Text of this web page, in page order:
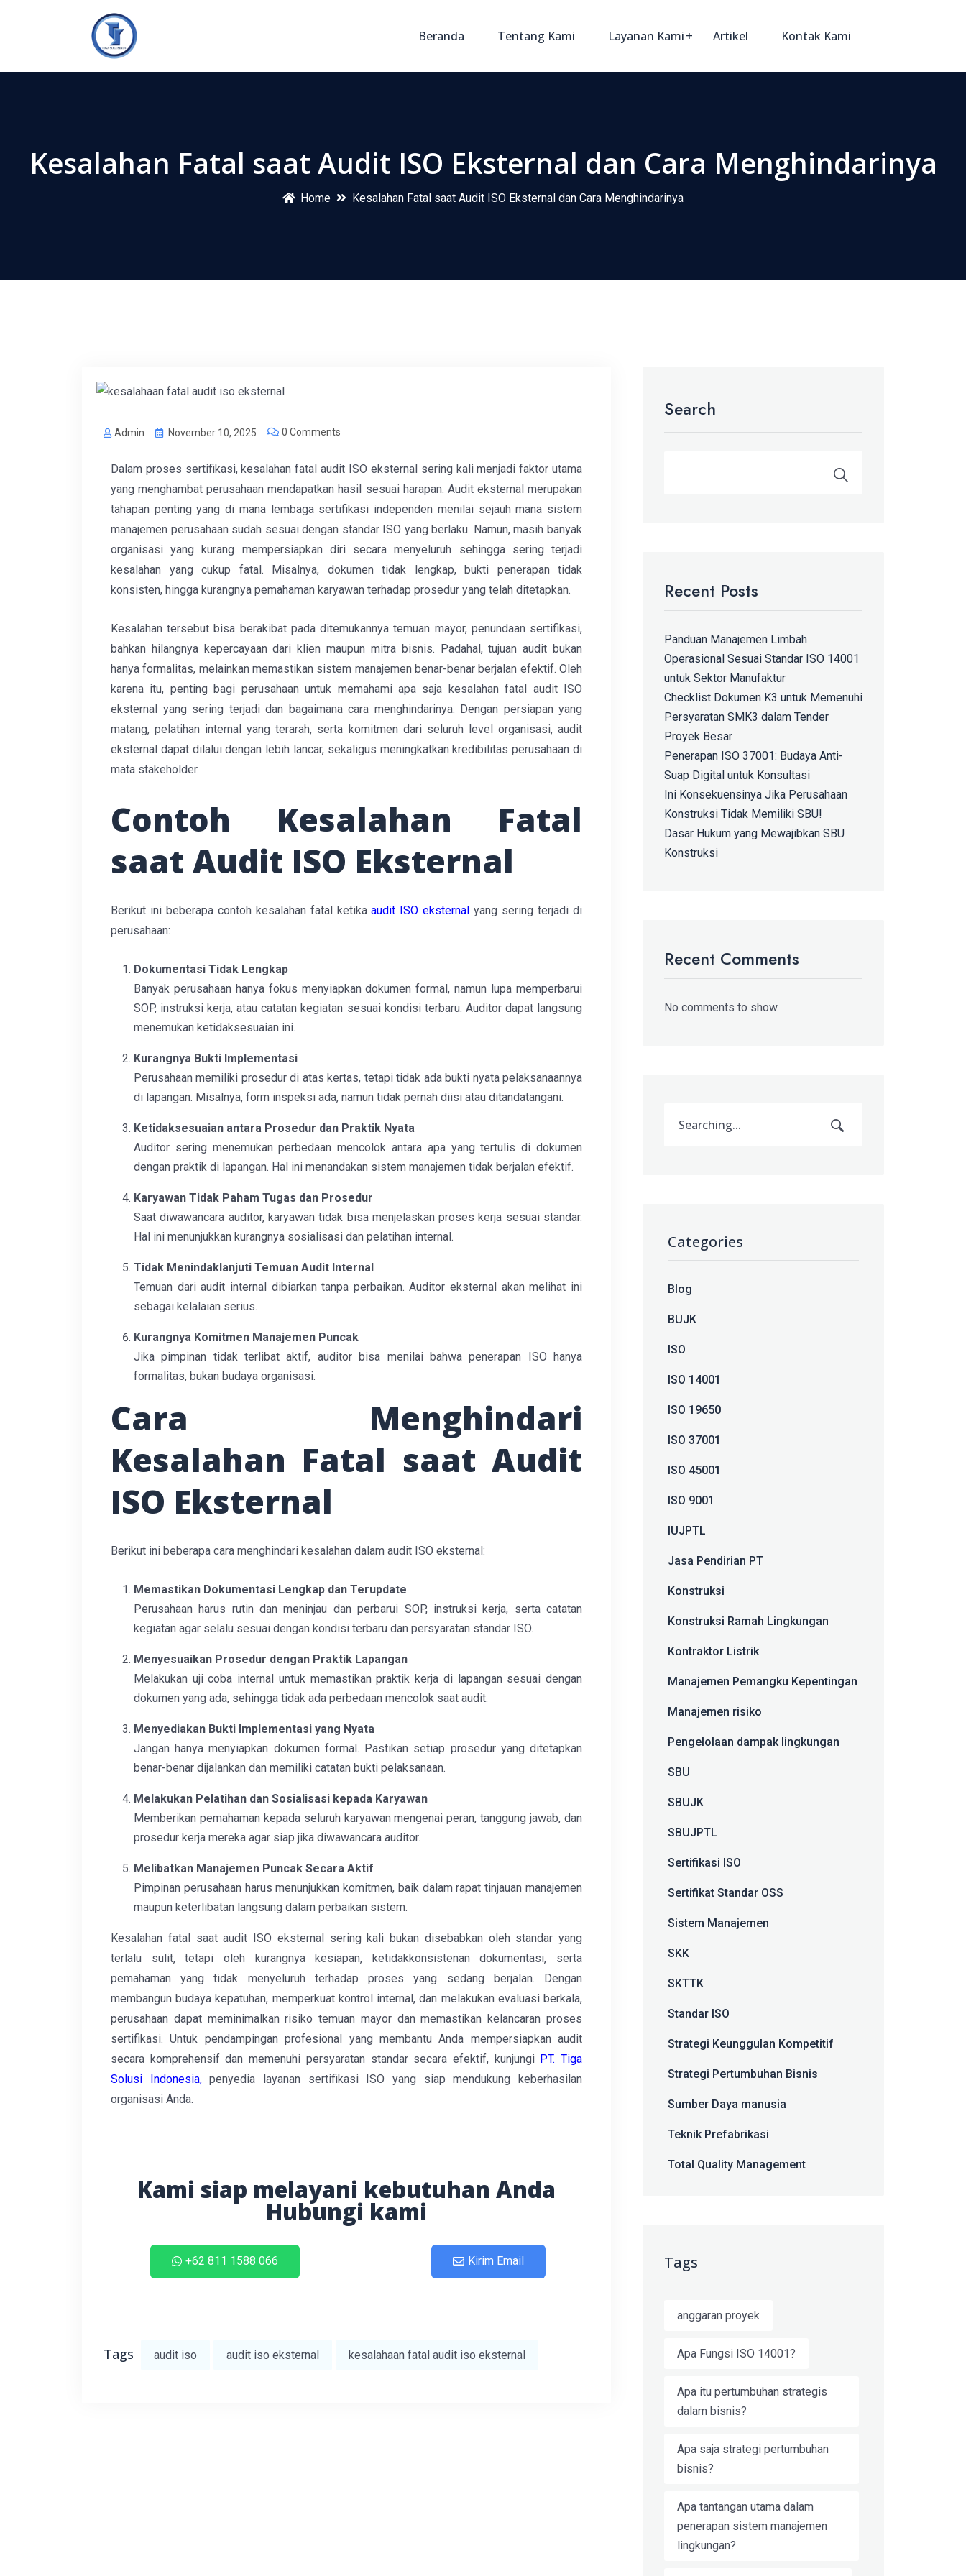
Beranda Tentang Kami Layanan Kami Artikel Kontak Kami
Kesalahan Fatal saat Audit ISO Eksternal dan Cara Menghindarinya
Home Kesalahan Fatal saat Audit ISO Eksternal dan Cara Menghindarinya
Admin November 10, 2025 0 Comments
Dalam proses sertifikasi, kesalahan fatal audit ISO eksternal sering kali menjadi faktor utama
yang menghambat perusahaan mendapatkan hasil sesuai harapan. Audit eksternal merupakan
tahapan penting yang di mana lembaga sertifikasi independen menilai sejauh mana sistem
manajemen perusahaan sudah sesuai dengan standar ISO yang berlaku. Namun, masih banyak
organisasi yang kurang mempersiapkan diri secara menyeluruh sehingga sering terjadi
kesalahan yang cukup fatal. Misalnya, dokumen tidak lengkap, bukti penerapan tidak
konsisten, hingga kurangnya pemahaman karyawan terhadap prosedur yang telah ditetapkan.
Kesalahan tersebut bisa berakibat pada ditemukannya temuan mayor, penundaan sertifikasi,
bahkan hilangnya kepercayaan dari klien maupun mitra bisnis. Padahal, tujuan audit bukan
hanya formalitas, melainkan memastikan sistem manajemen benar-benar berjalan efektif. Oleh
karena itu, penting bagi perusahaan untuk memahami apa saja kesalahan fatal audit ISO
eksternal yang sering terjadi dan bagaimana cara menghindarinya. Dengan persiapan yang
matang, pelatihan internal yang terarah, serta komitmen dari seluruh level organisasi, audit
eksternal dapat dilalui dengan lebih lancar, sekaligus meningkatkan kredibilitas perusahaan di
mata stakeholder.
Contoh Kesalahan Fatal
saat Audit ISO Eksternal
Berikut ini beberapa contoh kesalahan fatal ketikaaudit ISO eksternal yang sering terjadi di
perusahaan:
Dokumentasi Tidak Lengkap
Banyak perusahaan hanya fokus menyiapkan dokumen formal, namun lupa memperbarui
SOP, instruksi kerja, atau catatan kegiatan sesuai kondisi terbaru. Auditor dapat langsung
menemukan ketidaksesuaian ini.
Kurangnya Bukti Implementasi
Perusahaan memiliki prosedur di atas kertas, tetapi tidak ada bukti nyata pelaksanaannya
di lapangan. Misalnya, form inspeksi ada, namun tidak pernah diisi atau ditandatangani.
Ketidaksesuaian antara Prosedur dan Praktik Nyata
Auditor sering menemukan perbedaan mencolok antara apa yang tertulis di dokumen
dengan praktik di lapangan. Hal ini menandakan sistem manajemen tidak berjalan efektif.
Karyawan Tidak Paham Tugas dan Prosedur
Saat diwawancara auditor, karyawan tidak bisa menjelaskan proses kerja sesuai standar.
Hal ini menunjukkan kurangnya sosialisasi dan pelatihan internal.
Tidak Menindaklanjuti Temuan Audit Internal
Temuan dari audit internal dibiarkan tanpa perbaikan. Auditor eksternal akan melihat ini
sebagai kelalaian serius.
Kurangnya Komitmen Manajemen Puncak
Jika pimpinan tidak terlibat aktif, auditor bisa menilai bahwa penerapan ISO hanya
formalitas, bukan budaya organisasi.
Cara Menghindari
Kesalahan Fatal saat Audit
ISO Eksternal
Berikut ini beberapa cara menghindari kesalahan dalam audit ISO eksternal:
Memastikan Dokumentasi Lengkap dan Terupdate
Perusahaan harus rutin dan meninjau dan perbarui SOP, instruksi kerja, serta catatan
kegiatan agar selalu sesuai dengan kondisi terbaru dan persyaratan standar ISO.
Menyesuaikan Prosedur dengan Praktik Lapangan
Melakukan uji coba internal untuk memastikan praktik kerja di lapangan sesuai dengan
dokumen yang ada, sehingga tidak ada perbedaan mencolok saat audit.
Menyediakan Bukti Implementasi yang Nyata
Jangan hanya menyiapkan dokumen formal. Pastikan setiap prosedur yang ditetapkan
benar-benar dijalankan dan memiliki catatan bukti pelaksanaan.
Melakukan Pelatihan dan Sosialisasi kepada Karyawan
Memberikan pemahaman kepada seluruh karyawan mengenai peran, tanggung jawab, dan
prosedur kerja mereka agar siap jika diwawancara auditor.
Melibatkan Manajemen Puncak Secara Aktif
Pimpinan perusahaan harus menunjukkan komitmen, baik dalam rapat tinjauan manajemen
maupun keterlibatan langsung dalam perbaikan sistem.
Kesalahan fatal saat audit ISO eksternal sering kali bukan disebabkan oleh standar yang
terlalu sulit, tetapi oleh kurangnya kesiapan, ketidakkonsistenan dokumentasi, serta
pemahaman yang tidak menyeluruh terhadap proses yang sedang berjalan. Dengan
membangun budaya kepatuhan, memperkuat kontrol internal, dan melakukan evaluasi berkala,
perusahaan dapat meminimalkan risiko temuan mayor dan memastikan kelancaran proses
sertifikasi. Untuk pendampingan profesional yang membantu Anda mempersiapkan audit
secara komprehensif dan memenuhi persyaratan standar secara efektif, kunjungi PT. Tiga
Solusi Indonesia,penyedia layanan sertifikasi ISO yang siap mendukung keberhasilan
organisasi Anda.
Kami siap melayani kebutuhan Anda
Hubungi kami
+62 811 1588 066 Kirim Email
Tags audit iso audit iso eksternal kesalahaan fatal audit iso eksternal
Search
Recent Posts
Panduan Manajemen Limbah
Operasional Sesuai Standar ISO 14001
untuk Sektor Manufaktur
Checklist Dokumen K3 untuk Memenuhi
Persyaratan SMK3 dalam Tender
Proyek Besar
Penerapan ISO 37001: Budaya Anti-
Suap Digital untuk Konsultasi
Ini Konsekuensinya Jika Perusahaan
Konstruksi Tidak Memiliki SBU!
Dasar Hukum yang Mewajibkan SBU
Konstruksi
Recent Comments
No comments to show.
Categories
Blog
BUJK
ISO
ISO 14001
ISO 19650
ISO 37001
ISO 45001
ISO 9001
IUJPTL
Jasa Pendirian PT
Konstruksi
Konstruksi Ramah Lingkungan
Kontraktor Listrik
Manajemen Pemangku Kepentingan
Manajemen risiko
Pengelolaan dampak lingkungan
SBU
SBUJK
SBUJPTL
Sertifikasi ISO
Sertifikat Standar OSS
Sistem Manajemen
SKK
SKTTK
Standar ISO
Strategi Keunggulan Kompetitif
Strategi Pertumbuhan Bisnis
Sumber Daya manusia
Teknik Prefabrikasi
Total Quality Management
Tags
anggaran proyek
Apa Fungsi ISO 14001?
Apa itu pertumbuhan strategis
dalam bisnis?
Apa saja strategi pertumbuhan
bisnis?
Apa tantangan utama dalam
penerapan sistem manajemen
lingkungan?